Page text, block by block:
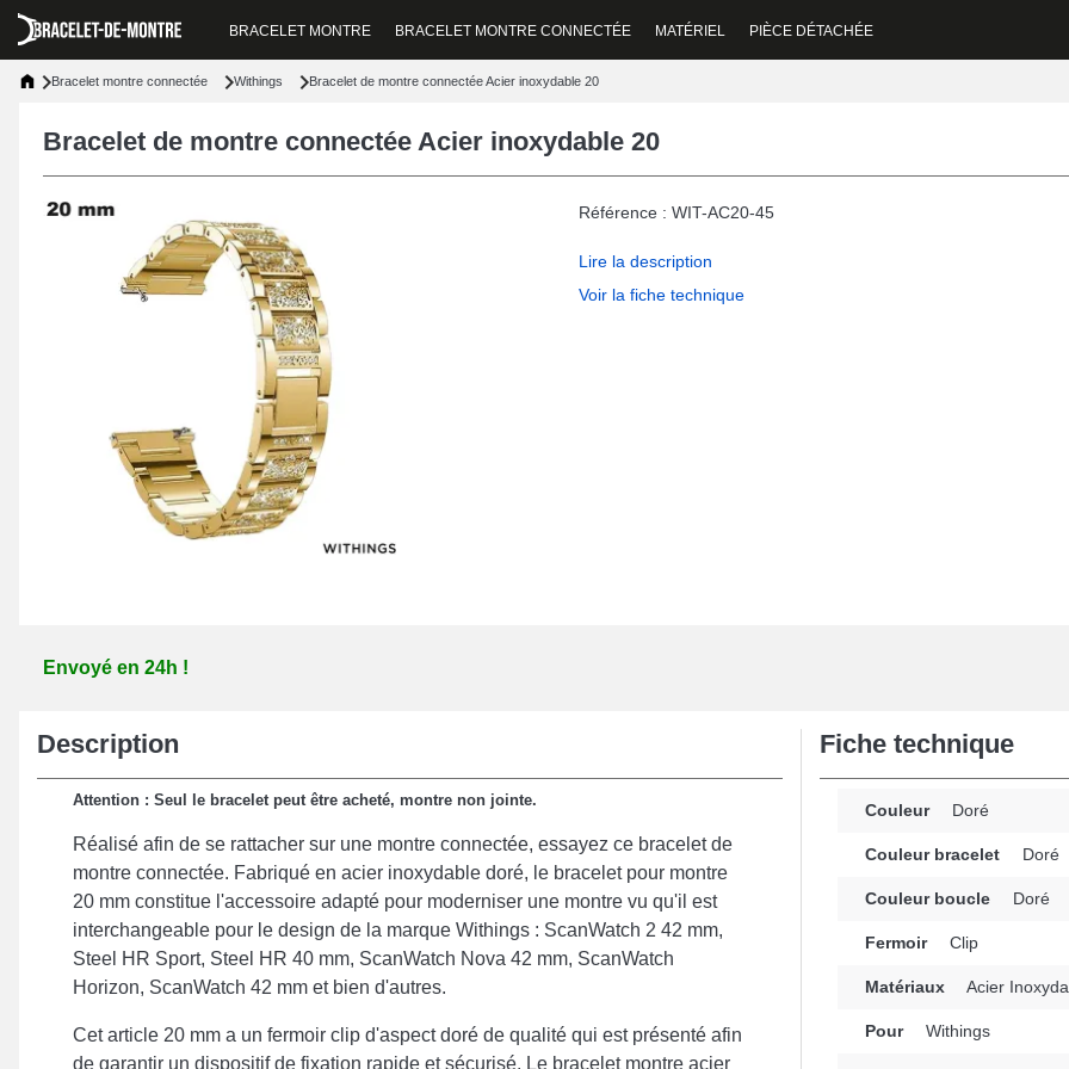
BRACELET MONTRE BRACELET MONTRE CONNECTÉE MATÉRIEL PIÈCE DÉTACHÉE
Bracelet montre connectée Withings Bracelet de montre connectée Acier inoxydable 20
Bracelet de montre connectée Acier inoxydable 20
Référence : WIT-AC20-45
Lire la description
Voir la fiche technique
Envoyé en 24h !
Description
Attention : Seul le bracelet peut être acheté, montre non jointe.
Réalisé afin de se rattacher sur une montre connectée, essayez ce bracelet de
montre connectée. Fabriqué en acier inoxydable doré, le bracelet pour montre
20 mm constitue l'accessoire adapté pour moderniser une montre vu qu'il est
interchangeable pour le design de la marque Withings : ScanWatch 2 42 mm,
Steel HR Sport, Steel HR 40 mm, ScanWatch Nova 42 mm, ScanWatch
Horizon, ScanWatch 42 mm et bien d'autres.
Cet article 20 mm a un fermoir clip d'aspect doré de qualité qui est présenté afin
de garantir un dispositif de fixation rapide et sécurisé. Le bracelet montre acier
Fiche technique
Couleur Doré
Couleur bracelet Doré
Couleur boucle Doré
Fermoir Clip
Matériaux Acier
Pour Withings